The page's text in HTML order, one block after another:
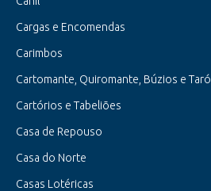
Cargas e Encomendas
Carimbos
Cartomante, Quiromante, Búzios e Taró
Cartórios e Tabeliões
Casa de Repouso
Casa do Norte
Casas Lotéricas